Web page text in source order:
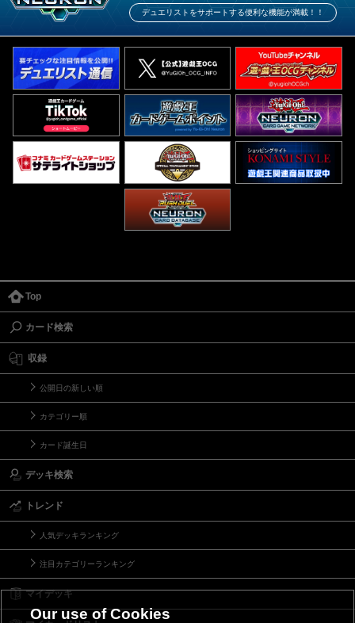
デュエリストをサポートする便利な機能が満載！！
Top
カード検索
収録
公開日の新しい順
カテゴリー順
カード誕生日
デッキ検索
トレンド
人気デッキランキング
注目カテゴリーランキング
マイデッキ
Our use of Cookies